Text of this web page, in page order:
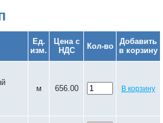
Ед.
изм.
Цена с
НДС
Кол-во
Добавить
в корзину
м 656.00 В корзину